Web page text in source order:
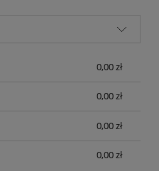
0,00 zł
0,00 zł
0,00 zł
0,00 zł